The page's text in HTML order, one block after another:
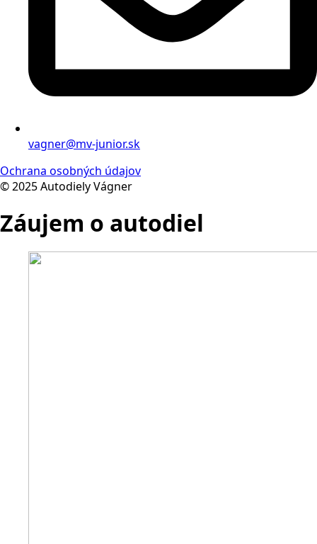
vagner@mv-junior.sk
Ochrana osobných údajov
© 2025 Autodiely Vágner
Záujem o autodiel